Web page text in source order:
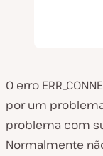
O erro
por um
problema com
Normalmente